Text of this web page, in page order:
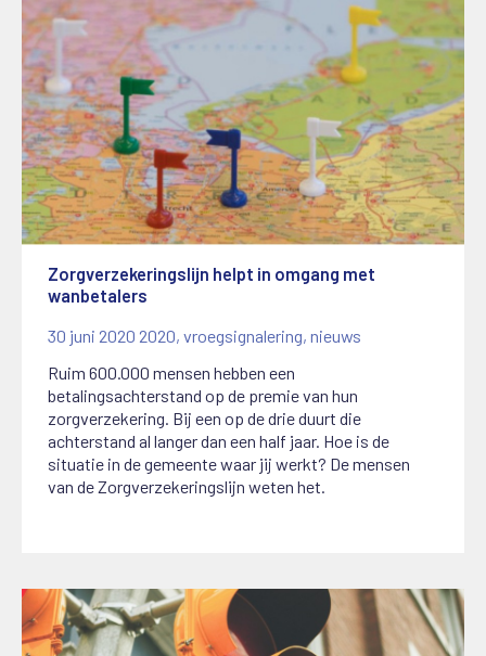
Zorgverzekeringslijn helpt in omgang met
wanbetalers
30 juni 2020 2020,vroegsignalering,nieuws
Ruim 600.000 mensen hebben een
betalingsachterstand op de premie van hun
zorgverzekering. Bij een op de drie duurt die
achterstand al langer dan een half jaar. Hoe is de
situatie in de gemeente waar jij werkt? De mensen
van de Zorgverzekeringslijn weten het.